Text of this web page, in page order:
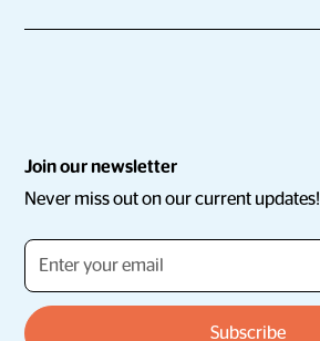
Join our newsletter
Never miss out on our current updates!